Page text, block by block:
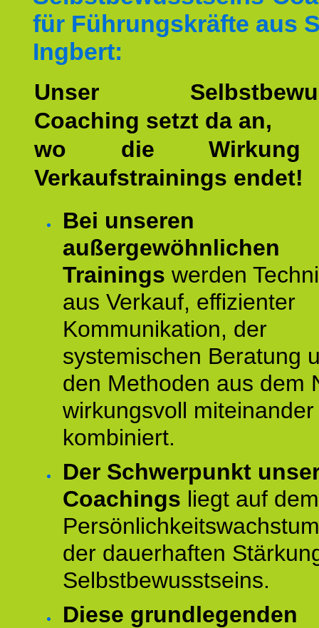
für Führungskräfte aus
Ingbert:
Unser
Coaching setzt da an,
wo die Wirkung
Verkaufstrainings endet!
Bei unseren
außergewöhnlichen
Trainings werden
aus Verkauf, effizienter
Kommunikation, der
systemischen Beratung
den Methoden aus dem
wirkungsvoll miteinander
kombiniert.
Der Schwerpunkt
Coachings liegt auf dem
der dauerhaften
Selbstbewusstseins.
Diese grundlegenden